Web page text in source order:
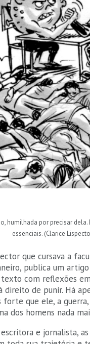
humilhada por precisar
essenciais. (Clarice
que cursava a
publica um
texto com reflexões
direito de punir. Há
que ele, a
dos homens nada
e jornalista,